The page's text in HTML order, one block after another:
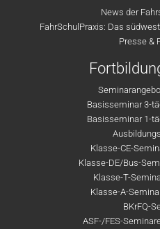
News der
FahrSchulPraxis: Das
Presse &
Basisseminar 3-
Basisseminar 1-
Klasse-CE-
Klasse-DE/Bus-
Klasse-T-
Klasse-A-
BKrFQ-
ASF-/FES-